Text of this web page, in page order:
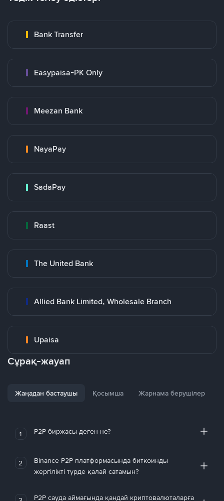
Bank Transfer
Easypaisa-PK Only
Meezan Bank
NayaPay
SadaPay
Raast
The United Bank
Allied Bank Limited, Wholesale Branch
Upaisa
Сұрақ-жауап
Жаңадан бастаушы Қосымша Жарнама берушілер
1 P2P биржасы деген не?
2
Binance P2P платформасында биткоинды
жергілікті түрде қалай сатамын?
P2P сауда аймағында қандай криптовалюталарға